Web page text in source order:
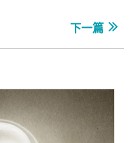
下一篇